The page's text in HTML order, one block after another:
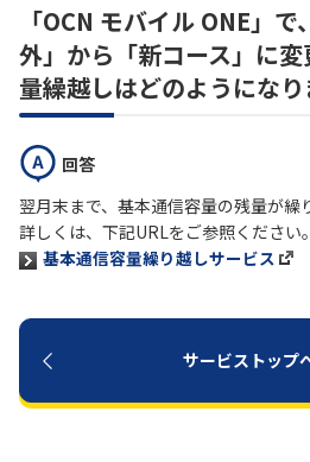
よくあるご質問
工事・故障情報
お問い合わせ
お知らせ
NTTドコモビジネスのお客さ
「OCN モバイル ONE」
外」から「新コース」に
量繰越しはどのようになり
回答
翌月末まで、基本通信容量の残量が繰
詳しくは、下記URLをご参照ください。
基本通信容量繰り越しサービス
サービストップ